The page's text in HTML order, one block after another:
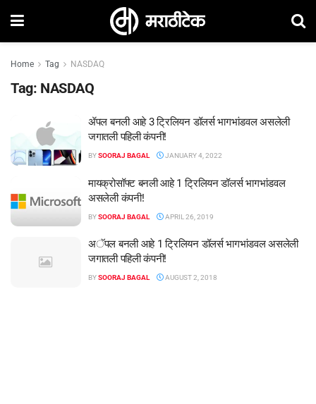
Home Tag NASDAQ
Tag: NASDAQ
ॲपल बनली आहे 3 ट्रिलियन डॉलर्स भागभांडवल असलेली
जगातली पहिली कंपनी!
BYSOORAJ BAGAL JANUARY 4, 2022
मायक्रोसॉफ्ट बनली आहे 1 ट्रिलियन डॉलर्स भागभांडवल
असलेली कंपनी!
BYSOORAJ BAGAL APRIL 26, 2019
अॅपल बनली आहे 1 ट्रिलियन डॉलर्स भागभांडवल असलेली
जगातली पहिली कंपनी!
BYSOORAJ BAGAL AUGUST 2, 2018